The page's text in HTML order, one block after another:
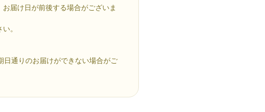
届け日が前後する場合がございま
。
日通りのお届けができない場合がご